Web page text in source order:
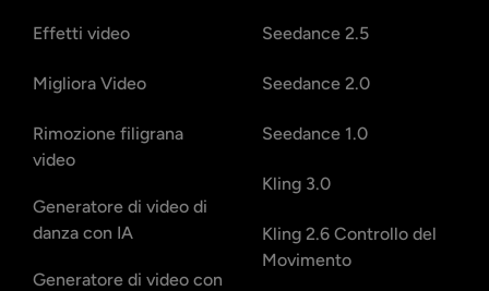
Effetti video
Migliora Video
Rimozione filigrana
video
Generatore di video di
danza con IA
Generatore di video con
Seedance 2.5
Seedance 2.0
Seedance 1.0
Kling 3.0
Kling 2.6 Controllo del
Movimento